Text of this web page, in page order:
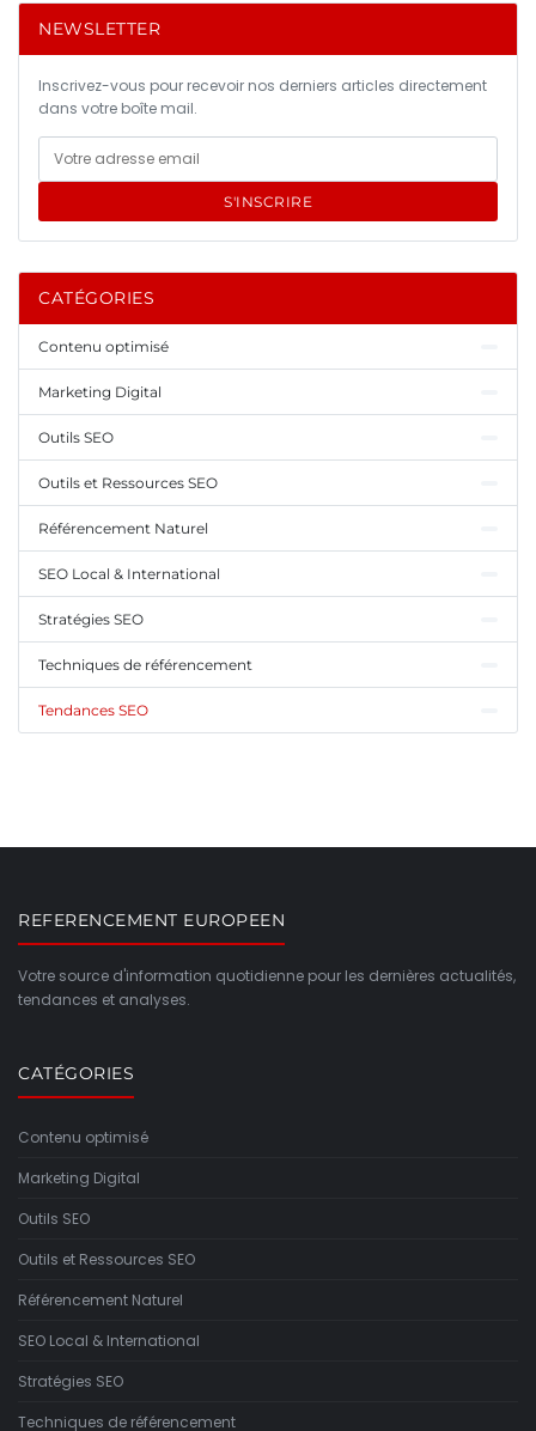
NEWSLETTER
Inscrivez-vous pour recevoir nos derniers articles directement
dans votre boîte mail.
S'INSCRIRE
CATÉGORIES
Contenu optimisé
Marketing Digital
Outils SEO
Outils et Ressources SEO
Référencement Naturel
SEO Local & International
Stratégies SEO
Techniques de référencement
Tendances SEO
REFERENCEMENT EUROPEEN
Votre source d'information quotidienne pour les dernières actualités,
tendances et analyses.
CATÉGORIES
Contenu optimisé
Marketing Digital
Outils SEO
Outils et Ressources SEO
Référencement Naturel
SEO Local & International
Stratégies SEO
Techniques de référencement